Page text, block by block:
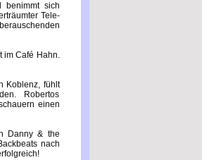
benimmt sich
Tele-
im Café Hahn.
Koblenz, fühlt
Robertos
einen
Danny & the
nach